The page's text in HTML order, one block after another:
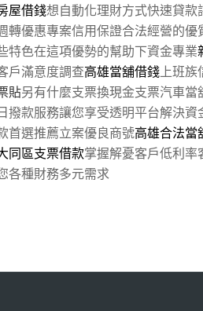
屋借錢想自動化理財方式快速貸
轉優惠專案信用保證合法經營的優
特色在這項優勢的幫助下資金專業
戶滿意度調查高雄當舖借錢上班族
貼另有什麼支票換現金支票汽車
撥款服務讓您享受透明平台解決資
首選推薦立案優良商號高雄合法當
同區支票借款掌握解憂客戶低利
各種財務多元需求